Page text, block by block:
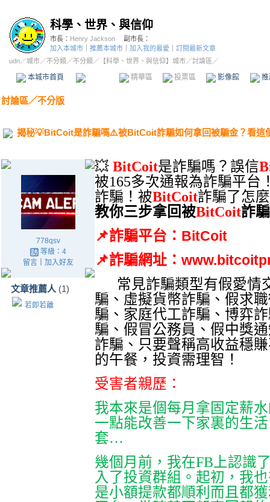
科學、世界、與信仰
市長： Henry Jackson
副市長：
加入本城市
推薦本城市 加入我的最愛
訂閱最新文章
udn／城市／不分類 ／不分類 ／ 【科學、世界、與信仰】城市／討論區／
本城市首頁 精華區 投票區 影像館
討論區／不分版
揭秘💡BitCoit是詐騙嗎⚠️被BitCoit詐騙如何拿回被騙金？看這
778qsv
等級：4
留言｜ 加入好友
文章推薦人 (1)
若即若離
💥 BitCoit是詐騙嗎？誤信
被165多次通報為詐騙平台
詐騙！被BitCoit詐騙了怎
教你三步拿回被BitCoit詐
📌詐騙平台： BitCoit
📌詐騙網址：
常見詐騙類型有假愛情
騙、虛擬貨幣詐騙、假求
騙、家庭代工詐騙、博弈
騙、假冒公務員、假中獎
詐騙、只要聲稱高收益穩
的午餐，投資需理智！
受害者親歷：
我本來是個每月拿固定薪
一點能改善一下家裏的生
套…
幾個月前，我在FB 上認識
入了投資群組。起初，我
是小額提款都順利而且都